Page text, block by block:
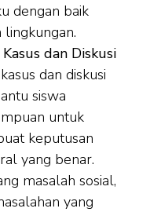
dengan baik
dan Diskusi
dan diskusi
siswa
untuk
keputusan
yang benar.
masalah sosial,
yang